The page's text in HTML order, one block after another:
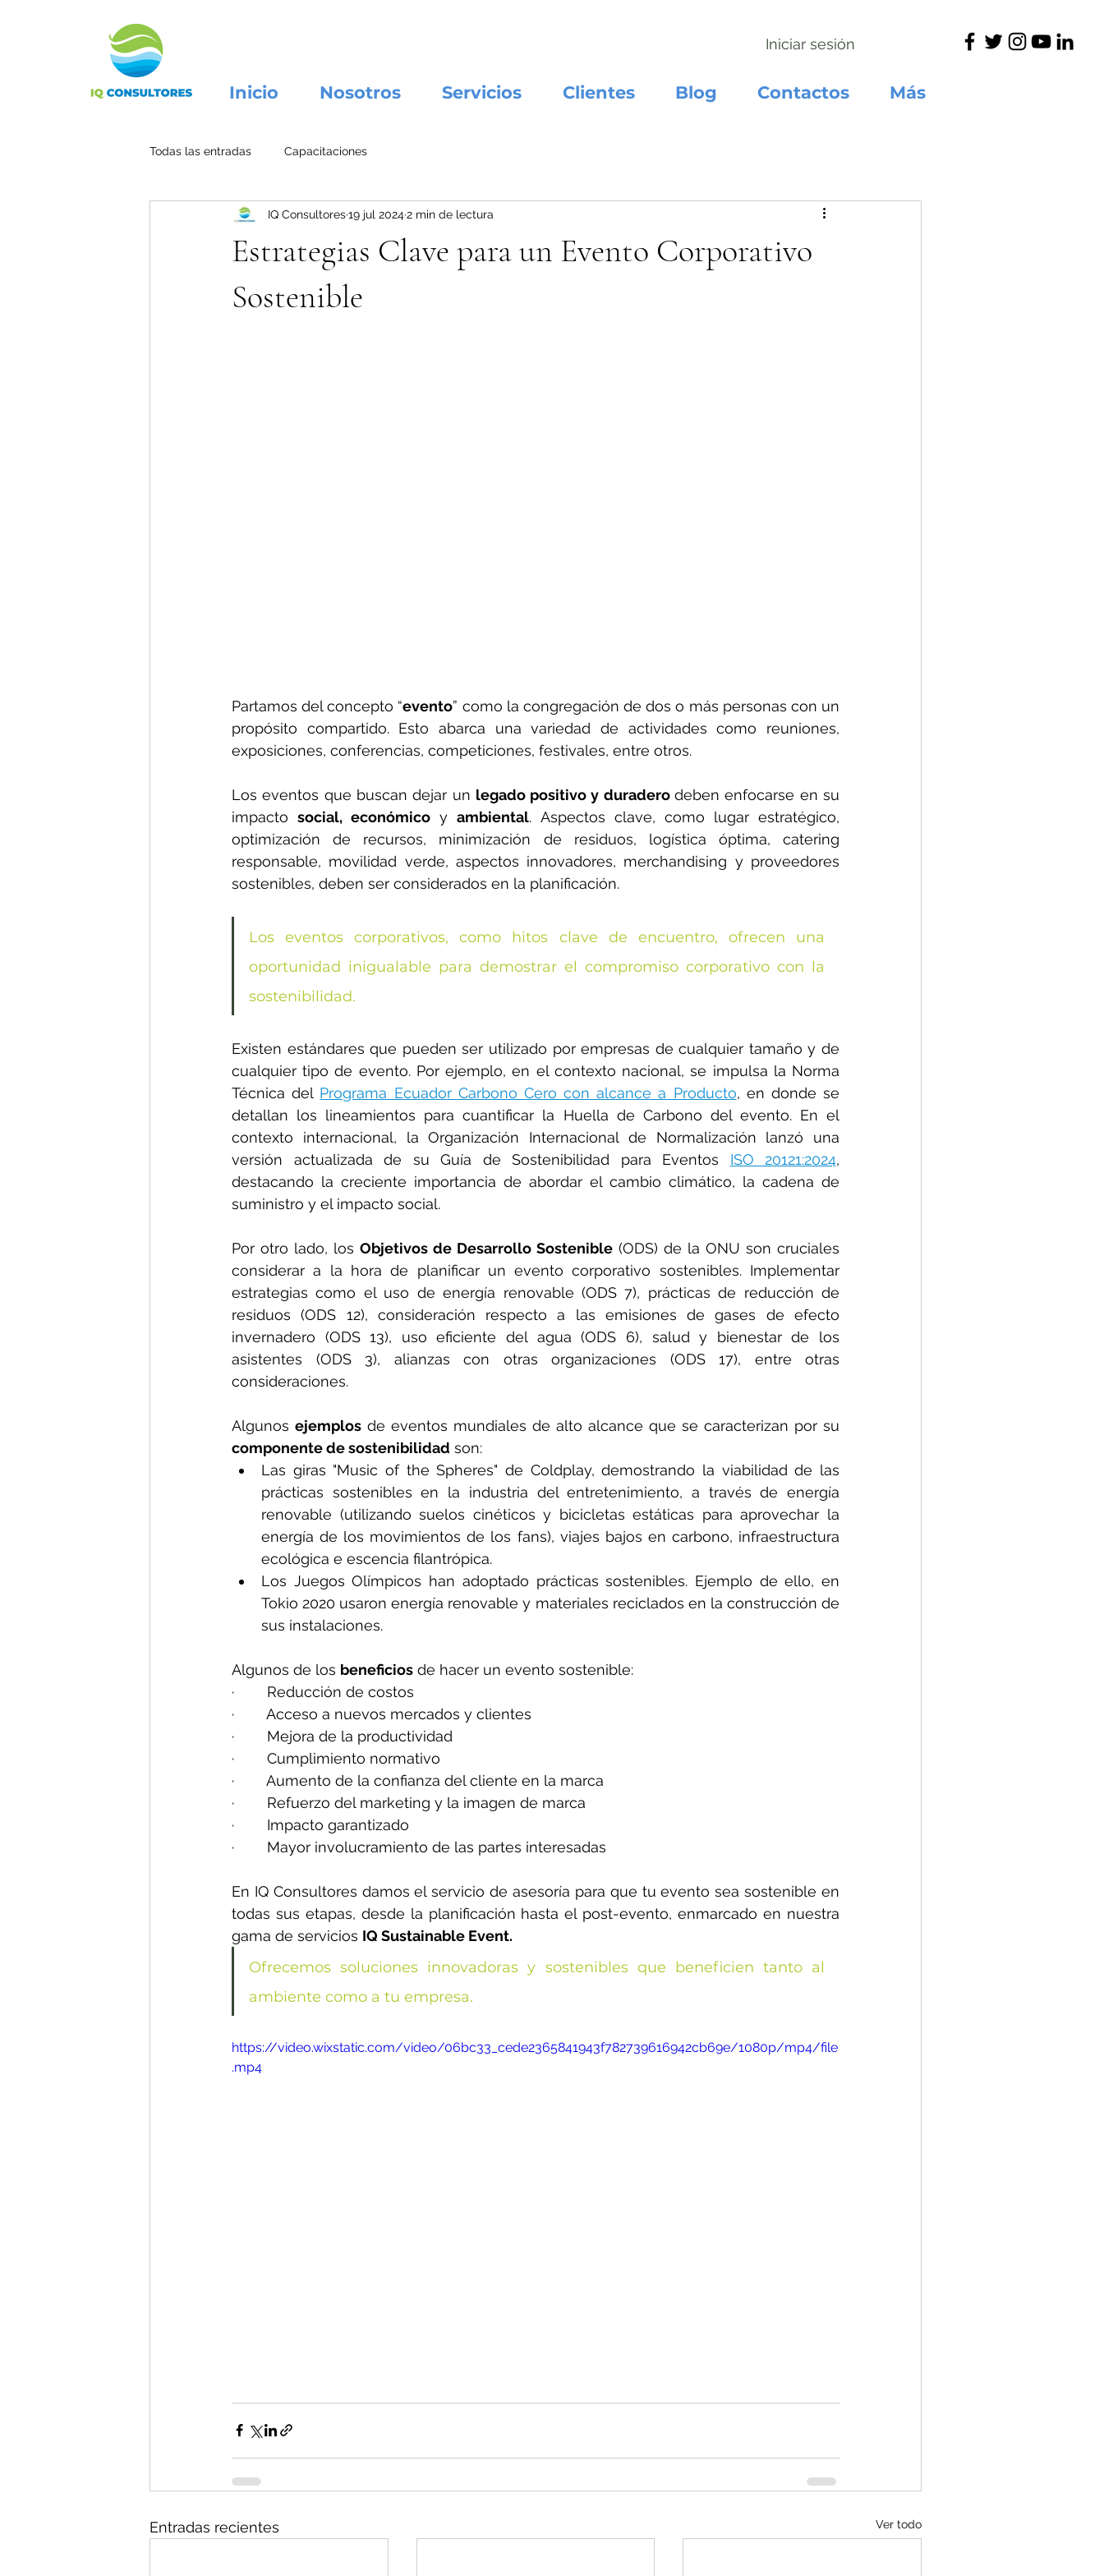
Iniciar sesión
Inicio Nosotros Servicios Clientes Blog Contactos Más
Todas las entradas Capacitaciones
Estrategias Clave para un Evento Corporativo
Sostenible
IQ Consultores19 jul 20242 min de lectura
Partamos del concepto “evento” como la congregación de dos o más personas con un
propósito compartido. Esto abarca una variedad de actividades como reuniones,
exposiciones, conferencias, competiciones, festivales, entre otros.
Los eventos que buscan dejar un legado positivo y duradero deben enfocarse en su
impacto social, económico y ambiental. Aspectos clave, como lugar estratégico,
optimización de recursos, minimización de residuos, logística óptima, catering
responsable, movilidad verde, aspectos innovadores, merchandising y proveedores
sostenibles, deben ser considerados en la planificación.
Los eventos corporativos, como hitos clave de encuentro, ofrecen una
oportunidad inigualable para demostrar el compromiso corporativo con la
sostenibilidad.
Existen estándares que pueden ser utilizado por empresas de cualquier tamaño y de
cualquier tipo de evento. Por ejemplo, en el contexto nacional, se impulsa la Norma
Técnica del Programa Ecuador Carbono Cero con alcance a Producto, en donde se
detallan los lineamientos para cuantificar la Huella de Carbono del evento. En el
contexto internacional, la Organización Internacional de Normalización lanzó una
versión actualizada de su Guía de Sostenibilidad para Eventos ISO 20121:2024,
destacando la creciente importancia de abordar el cambio climático, la cadena de
suministro y el impacto social.
Por otro lado, los Objetivos de Desarrollo Sostenible (ODS) de la ONU son cruciales
considerar a la hora de planificar un evento corporativo sostenibles. Implementar
estrategias como el uso de energía renovable (ODS 7), prácticas de reducción de
residuos (ODS 12), consideración respecto a las emisiones de gases de efecto
invernadero (ODS 13), uso eficiente del agua (ODS 6), salud y bienestar de los
asistentes (ODS 3), alianzas con otras organizaciones (ODS 17), entre otras
consideraciones.
Algunos ejemplos
componente de sostenibilidad son:
Las giras "Music of the Spheres" de Coldplay, demostrando la viabilidad de las
prácticas sostenibles en la industria del entretenimiento, a través de energía
renovable (utilizando suelos cinéticos y bicicletas estáticas para aprovechar la
energía de los movimientos de los fans), viajes bajos en carbono, infraestructura
ecológica e escencia filantrópica.
Los Juegos Olímpicos han adoptado prácticas sostenibles. Ejemplo de ello, en
Tokio 2020 usaron energía renovable y materiales reciclados en la construcción de
sus instalaciones.
Algunos de los beneficios de hacer un evento sostenible:
· Reducción de costos
· Acceso a nuevos mercados y clientes
· Mejora de la productividad
· Cumplimiento normativo
· Aumento de la confianza del cliente en la marca
· Refuerzo del marketing y la imagen de marca
· Impacto garantizado
· Mayor involucramiento de las partes interesadas
En IQ Consultores damos el servicio de asesoría para que tu evento sea sostenible en
todas sus etapas, desde la planificación hasta el post-evento, enmarcado en nuestra
gama de servicios IQ Sustainable Event.
Ofrecemos soluciones innovadoras y sostenibles que beneficien tanto al
ambiente como a tu empresa.
https://video.wixstatic.com/video/06bc33_cede2365841943f782739616942cb69e/1080p/mp4/file
.mp4
Entradas recientes Ver todo